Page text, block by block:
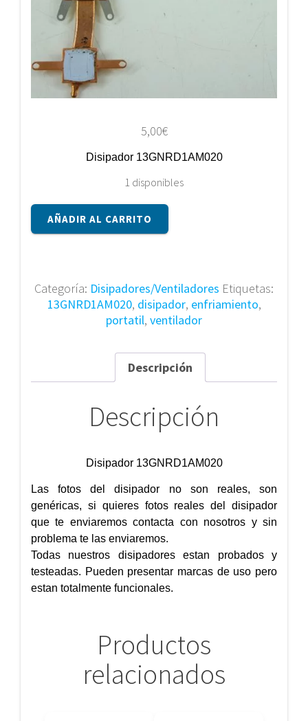
5,00€
Disipador 13GNRD1AM020
1 disponibles
Disipador
13GNRD1AM020
AÑADIR AL CARRITO
Categoría: Disipadores/Ventiladores Etiquetas:
13GNRD1AM020, disipador, enfriamiento,
portatil, ventilador
Descripción
Descripción
Disipador 13GNRD1AM020
Las fotos del disipador no son reales, son
genéricas, si quieres fotos reales del disipador
que te enviaremos contacta con nosotros y sin
problema te las enviaremos.
Todas nuestros disipadores estan probados y
testeadas. Pueden presentar marcas de uso pero
estan totalmente funcionales.
Productos
relacionados